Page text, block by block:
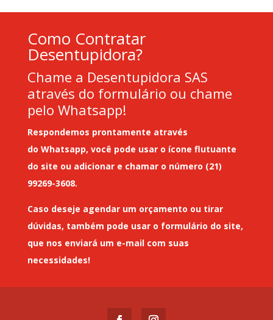
Como Contratar
Desentupidora?
Chame a Desentupidora SAS
através do formulário ou chame
pelo Whatsapp!
Respondemos prontamente através
do Whatsapp, você pode usar o ícone flutuante
do site ou adicionar e chamar o número (21)
99269-3608.
Caso deseje agendar um orçamento ou tirar
dúvidas, também pode usar o formulário do site,
que nos enviará um e-mailcom suas
necessidades!